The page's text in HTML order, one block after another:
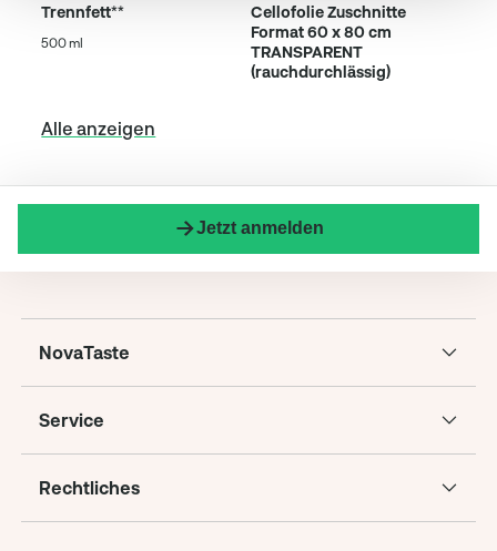
Trennfett**
500 ml
Cellofolie Zuschnitte
Format 60 x 80 cm
TRANSPARENT
(rauchdurchlässig)
Alle anzeigen
Jetzt anmelden
NovaTaste
Service
Rechtliches